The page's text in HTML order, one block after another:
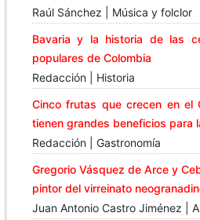
Raúl Sánchez | Música y folclor
Bavaria y la historia de las
populares de Colombia
Redacción | Historia
Cinco frutas que crecen en el
tienen grandes beneficios para
Redacción | Gastronomía
Gregorio Vásquez de Arce y
pintor del virreinato
Juan Antonio Castro Jiménez |